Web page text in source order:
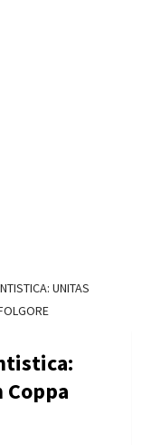
UNITAS